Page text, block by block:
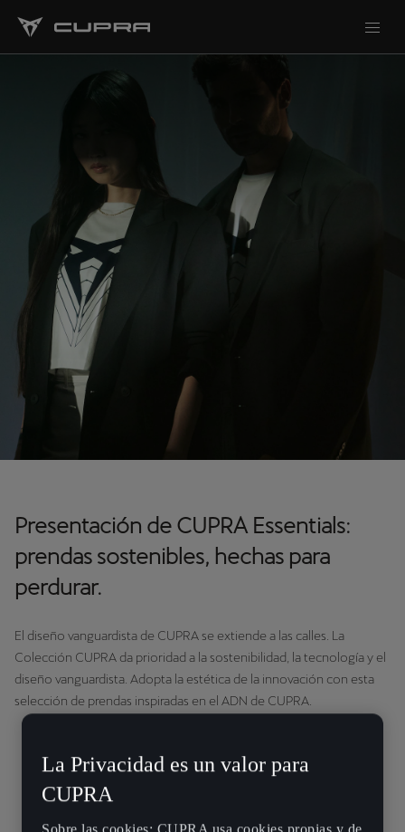
Presentación de CUPRA Essentials:
prendas sostenibles, hechas para
perdurar.
El diseño vanguardista de CUPRA se extiende a las calles. La
Colección CUPRA da prioridad a la sostenibilidad, la tecnología y el
diseño vanguardista. Adopta la estética de la innovación con esta
selección de prendas inspiradas en el ADN de CUPRA.
“Con CUPRA Essentials
queremos reflejar el
diseño y el espíritu de
La Privacidad es un valor para
CUPRA
Sobre las cookies: CUPRA usa cookies propias y de